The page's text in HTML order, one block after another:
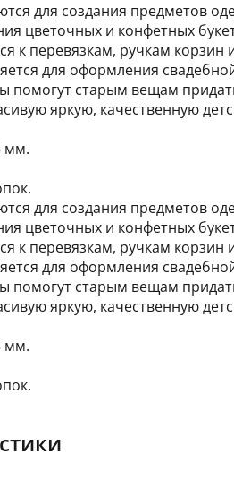
для создания предметов
цветочных и конфетных
к перевязкам, ручкам корзин
для оформления
помогут старым вещам
яркую, качественную
мм.
для создания предметов
цветочных и конфетных
к перевязкам, ручкам корзин
для оформления
помогут старым вещам
яркую, качественную
мм.